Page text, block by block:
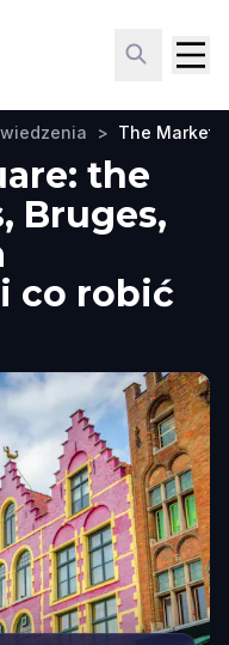
> The Market
the
Bruges,
co robić